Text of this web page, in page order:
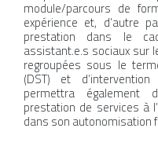
module/parcours de
expérience et, d’autre
prestation dans le
assistant.e.s sociaux sur
regroupées sous le
(DST) et
permettra également
prestation de services à
dans son autonomisation